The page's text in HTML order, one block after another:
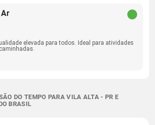
elevada para todos. Ideal para atividades
DO TEMPO PARA VILA ALTA - PR E
BRASIL